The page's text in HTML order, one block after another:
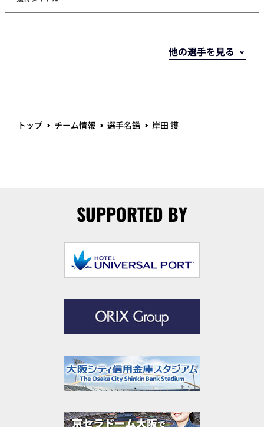
トップ チーム情報 選手名鑑 岸田 護
SUPPORTED BY